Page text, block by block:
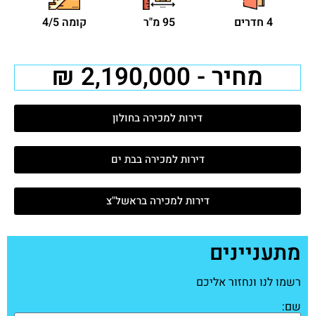
4 חדרים 95 מ"ר קומה 4/5
מחיר - 2,190,000 ₪
דירות למכירה בחולון
דירות למכירה בבת ים
דירות למכירה בראשל"צ
מתעניינים
רשמו לנו ונחזור אליכם
שם: